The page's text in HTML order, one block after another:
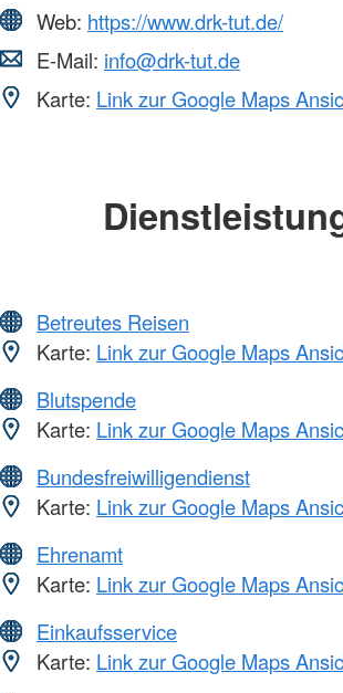
Web: https://www.drk-tut.de/
E-Mail: info@drk-tut.de
Karte: Link zur Google Maps
Betreutes Reisen
Karte: Link zur Google Maps
Blutspende
Karte: Link zur Google Maps
Bundesfreiwilligendienst
Karte: Link zur Google Maps
Ehrenamt
Karte: Link zur Google Maps
Einkaufsservice
Karte: Link zur Google Maps